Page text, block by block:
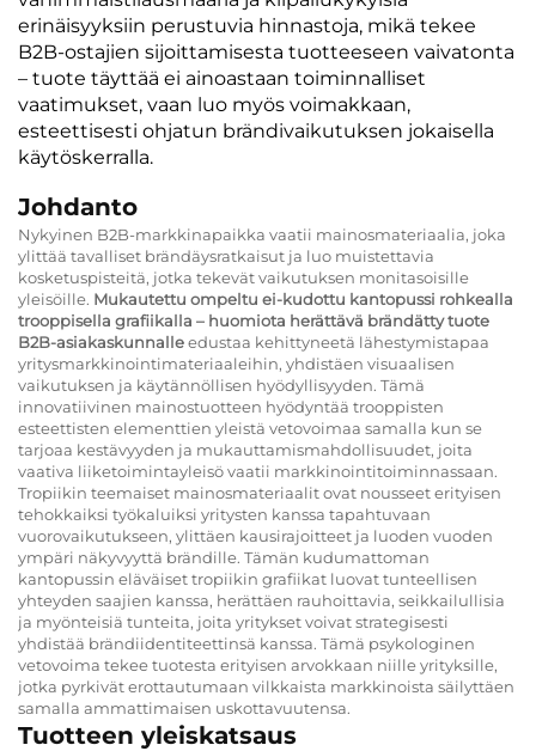
erinäisyyksiin perustuvia hinnastoja, mikä tekee
B2B-ostajien sijoittamisesta tuotteeseen vaivatonta
– tuote täyttää ei ainoastaan toiminnalliset
vaatimukset, vaan luo myös voimakkaan,
esteettisesti ohjatun brändivaikutuksen jokaisella
käytöskerralla.
Johdanto
Nykyinen B2B-markkinapaikka vaatii mainosmateriaalia, joka
ylittää tavalliset brändäysratkaisut ja luo muistettavia
kosketuspisteitä, jotka tekevät vaikutuksen monitasoisille
yleisöille. Mukautettu ompeltu ei-kudottu kantopussi rohkealla
trooppisella grafiikalla – huomiota herättävä brändätty tuote
B2B-asiakaskunnalleedustaa kehittyneetä lähestymistapaa
yritysmarkkinointimateriaaleihin, yhdistäen visuaalisen
vaikutuksen ja käytännöllisen hyödyllisyyden. Tämä
innovatiivinen mainostuotteen hyödyntää trooppisten
esteettisten elementtien yleistä vetovoimaa samalla kun se
tarjoaa kestävyyden ja mukauttamismahdollisuudet, joita
vaativa liiketoimintayleisö vaatii markkinointitoiminnassaan.
Tropiikin teemaiset mainosmateriaalit ovat nousseet erityisen
tehokkaiksi työkaluiksi yritysten kanssa tapahtuvaan
vuorovaikutukseen, ylittäen kausirajoitteet ja luoden vuoden
ympäri näkyvyyttä brändille. Tämän kudumattoman
kantopussin eläväiset tropiikin grafiikat luovat tunteellisen
yhteyden saajien kanssa, herättäen rauhoittavia, seikkailullisia
ja myönteisiä tunteita, joita yritykset voivat strategisesti
yhdistää brändiidentiteettinsä kanssa. Tämä psykologinen
vetovoima tekee tuotesta erityisen arvokkaan niille yrityksille,
jotka pyrkivät erottautumaan vilkkaista markkinoista säilyttäen
samalla ammattimaisen uskottavuutensa.
Tuotteen yleiskatsaus